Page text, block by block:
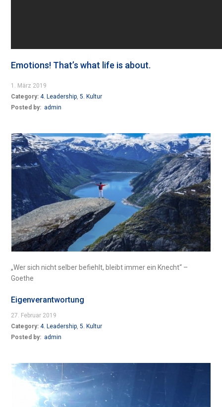
Emotions! That’s what life is about.
1. März 2019
Category:4. Leadership,5. Kultur
Posted by: admin
„Wer sich nicht selber befiehlt, bleibt immer ein Knecht“ –
Goethe
Eigenverantwortung
27. Februar 2019
Category:4. Leadership,5. Kultur
Posted by: admin